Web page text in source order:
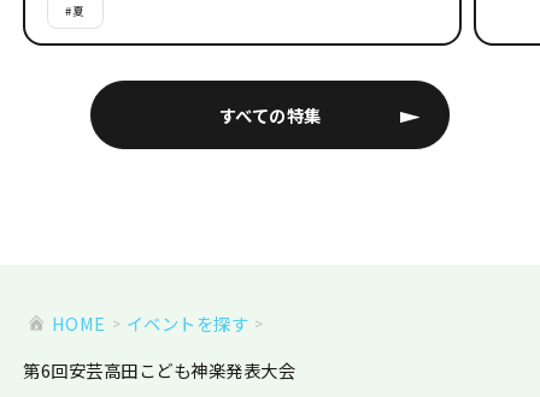
すべての特集
#夏
HOME
イベントを探す
第6回安芸高田こども神楽発表大会